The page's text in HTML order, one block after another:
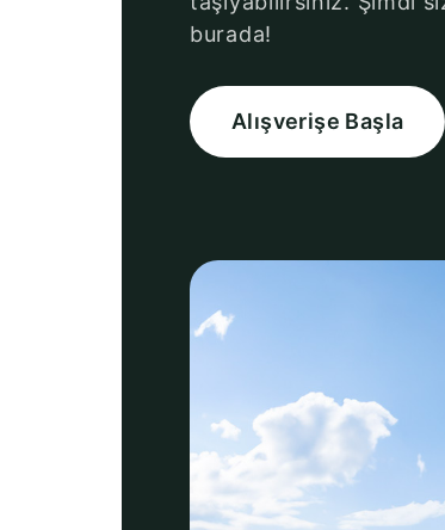
burada!
Alışverişe Başla